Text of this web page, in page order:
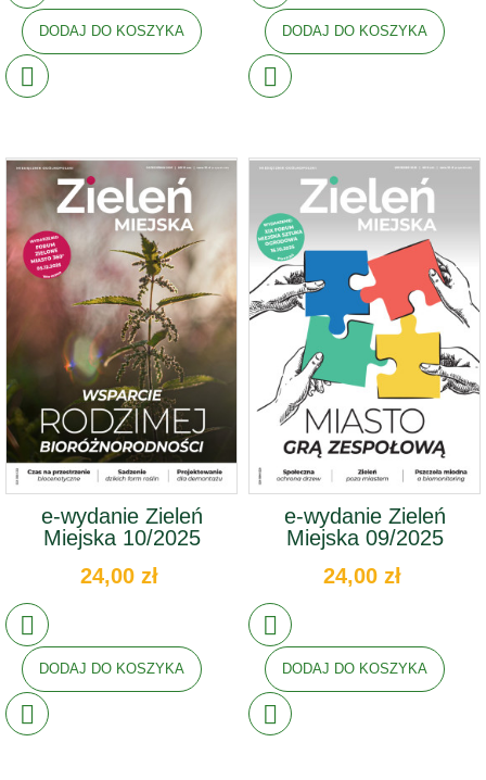
DODAJ DO KOSZYKA DODAJ DO KOSZYKA
e-wydanie Zieleń
Miejska 10/2025
24,00 zł
DODAJ DO KOSZYKA
e-wydanie Zieleń
Miejska 09/2025
24,00 zł
DODAJ DO KOSZYKA